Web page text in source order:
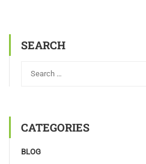
SEARCH
CATEGORIES
BLOG